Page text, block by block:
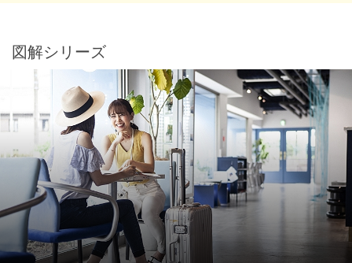
図解シリーズ